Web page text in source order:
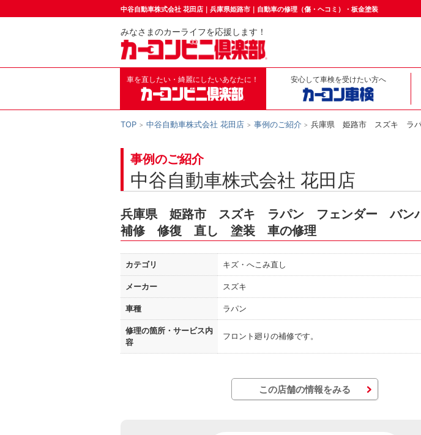
中谷自動車株式会社 花田店｜兵庫県姫路市｜自動車の修理（傷・ヘコミ）・板金塗装
みなさまのカーライフを応援します！
車を直したい・綺麗にしたいあなたに！ 安心して車検を受けたい方へ
TOP 中谷自動車株式会社 花田店 事例のご紹介 兵庫県 姫路市 スズキ ラ
事例のご紹介
中谷自動車株式会社 花田店
兵庫県 姫路市 スズキ ラパン フェンダー バ
補修 修復 直し 塗装 車の修理
カテゴリ キズ・へこみ直し
メーカー スズキ
車種 ラパン
修理の箇所・ サービス内
容
フロント廻りの補修です。
この店舗の情報をみる